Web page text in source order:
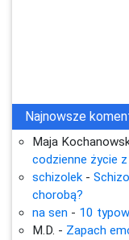
Najnowsze
Maja
codzienne życie
schizolek -
chorobą?
na sen - 10
M.D. - Zapach